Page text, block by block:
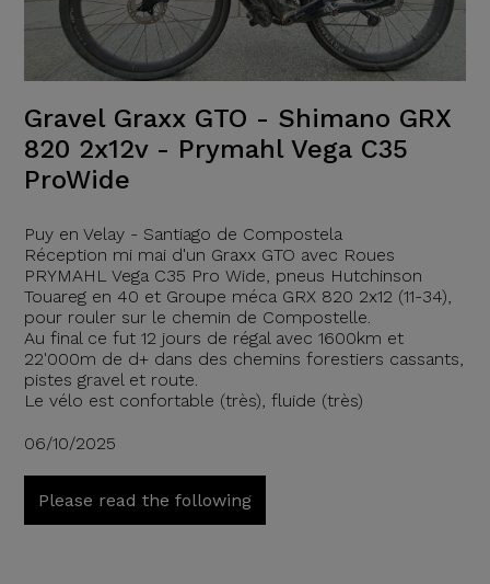
Gravel Graxx GTO - Shimano GRX
820 2x12v - Prymahl Vega C35
ProWide
Puy en Velay - Santiago de Compostela
Réception mi mai d'un Graxx GTO avec Roues
PRYMAHL Vega C35 Pro Wide, pneus Hutchinson
Touareg en 40 et Groupe méca GRX 820 2x12 (11-34),
pour rouler sur le chemin de Compostelle.
Au final ce fut 12 jours de régal avec 1600km et
22'000m de d+ dans des chemins forestiers cassants,
pistes gravel et route.
Le vélo est confortable (très), fluide (très)
06/10/2025
Please read the following